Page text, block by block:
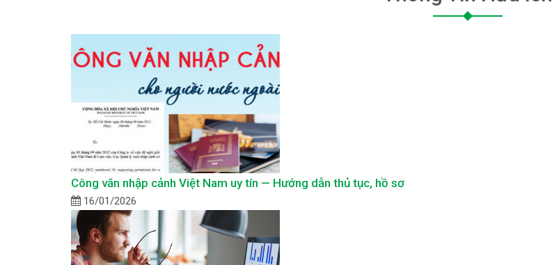
Công văn nhập cảnh Việt Nam uy tín — Hướng dẫn thủ tục, hồ sơ
16/01/2026